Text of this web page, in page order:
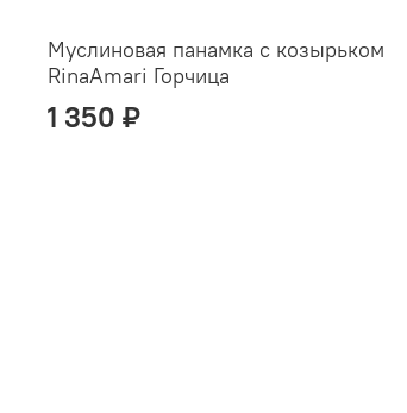
Муслиновая панамка с козырьком
RinaAmari Горчица
1 350 ₽